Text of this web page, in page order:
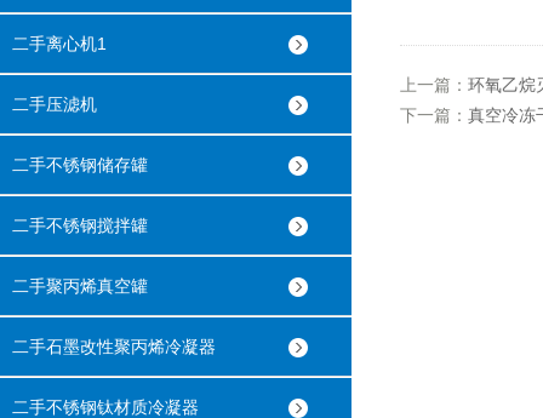
二手离心机1
二手压滤机
二手不锈钢储存罐
二手不锈钢搅拌罐
二手聚丙烯真空罐
二手石墨改性聚丙烯冷凝器
二手不锈钢钛材质冷凝器
上一篇： 环氧乙烷
下一篇： 真空冷冻